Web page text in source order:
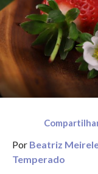
Por Beatriz
Temperado